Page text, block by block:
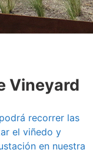
Vineyard
recorrer las
el viñedo y
en nuestra